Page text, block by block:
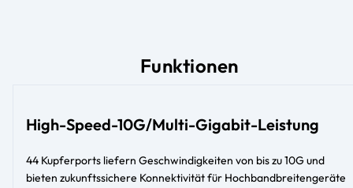
Funktionen
High-Speed-10G/Multi-Gigabit-Leistung
44 Kupferports liefern Geschwindigkeiten von bis zu 10G und
bieten zukunftssichere Konnektivität für Hochbandbreitengeräte